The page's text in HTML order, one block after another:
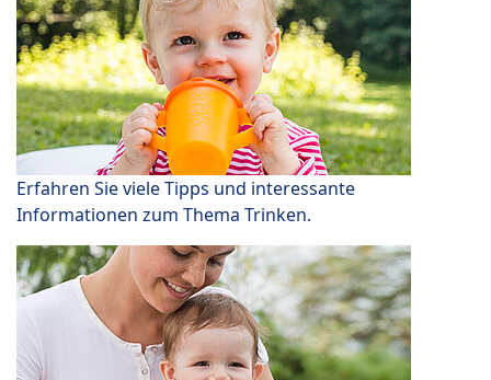
Erfahren Sie viele Tipps und interessante
Informationen zum Thema Trinken.